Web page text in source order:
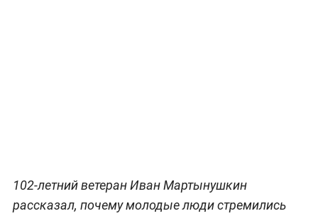
102-летний ветеран Иван Мартынушкин
рассказал, почему молодые люди стремились